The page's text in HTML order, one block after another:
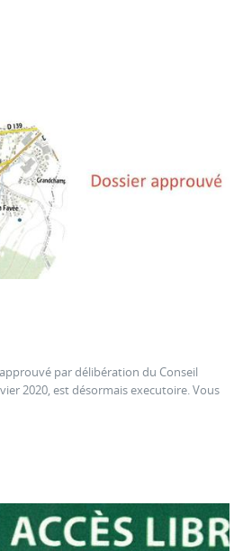
par délibération du Conseil
2020, est désormais executoire. Vous